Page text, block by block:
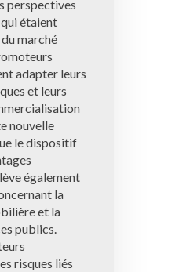
perspectives
étaient
marché
adapter leurs
et leurs
nouvelle
le dispositif
également
la
et la
publics.
risques liés